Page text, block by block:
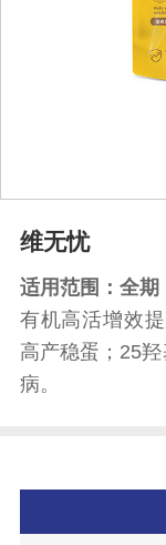
维无忧
适用范围：全期
有机高活增效
高产稳蛋；25
病。